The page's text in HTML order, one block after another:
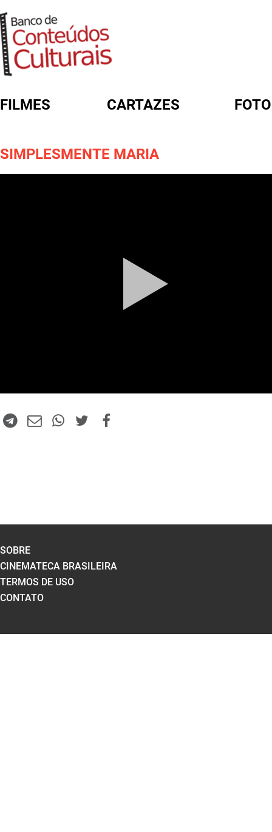
FILMES CARTAZES
SIMPLESMENTE MARIA
SOBRE
CINEMATECA BRASILEIRA
TERMOS DE USO
CONTATO